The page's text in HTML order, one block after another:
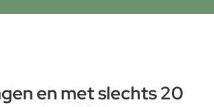
en met slechts 20